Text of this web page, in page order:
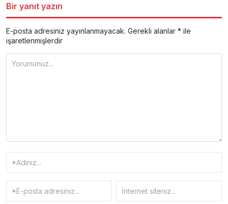
Bir yanıt yazın
E-posta adresiniz yayınlanmayacak. Gerekli alanlar * ile
işaretlenmişlerdir